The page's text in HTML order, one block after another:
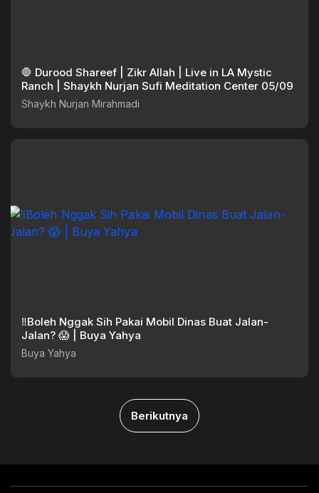
🛑 Durood Shareef | Zikr Allah | Live in LA Mystic
Ranch | Shaykh Nurjan Sufi Meditation Center 05/09
Shaykh Nurjan Mirahmadi
‼️Boleh Nggak Sih Pakai Mobil Dinas Buat Jalan-
Jalan? 😱 | Buya Yahya
Buya Yahya
Berikutnya